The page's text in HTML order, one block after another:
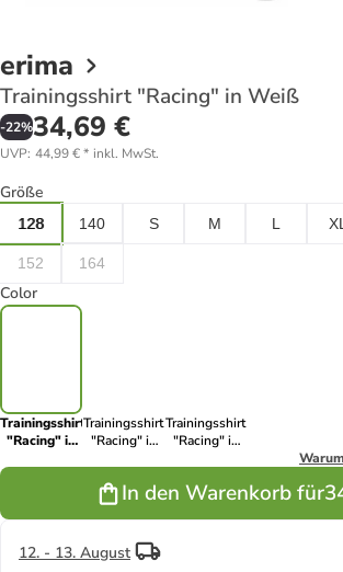
erima
Trainingsshirt "Racing" in Weiß
-22%34,69 €
UVP: 44,99 €* inkl. MwSt.
Größe
128 140 S M L XL
152 164
Color
Trainingsshirt
"Racing" in
Trainingsshirt
"Racing" in
Trainingsshirt
"Racing" in
In den Warenkorb für
12. - 13. August